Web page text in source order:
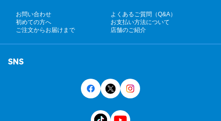
お問い合わせ
よくあるご質問（Q&A）
初めての方へ
お支払い方法について
ご注文からお届けまで
店舗のご紹介
SNS